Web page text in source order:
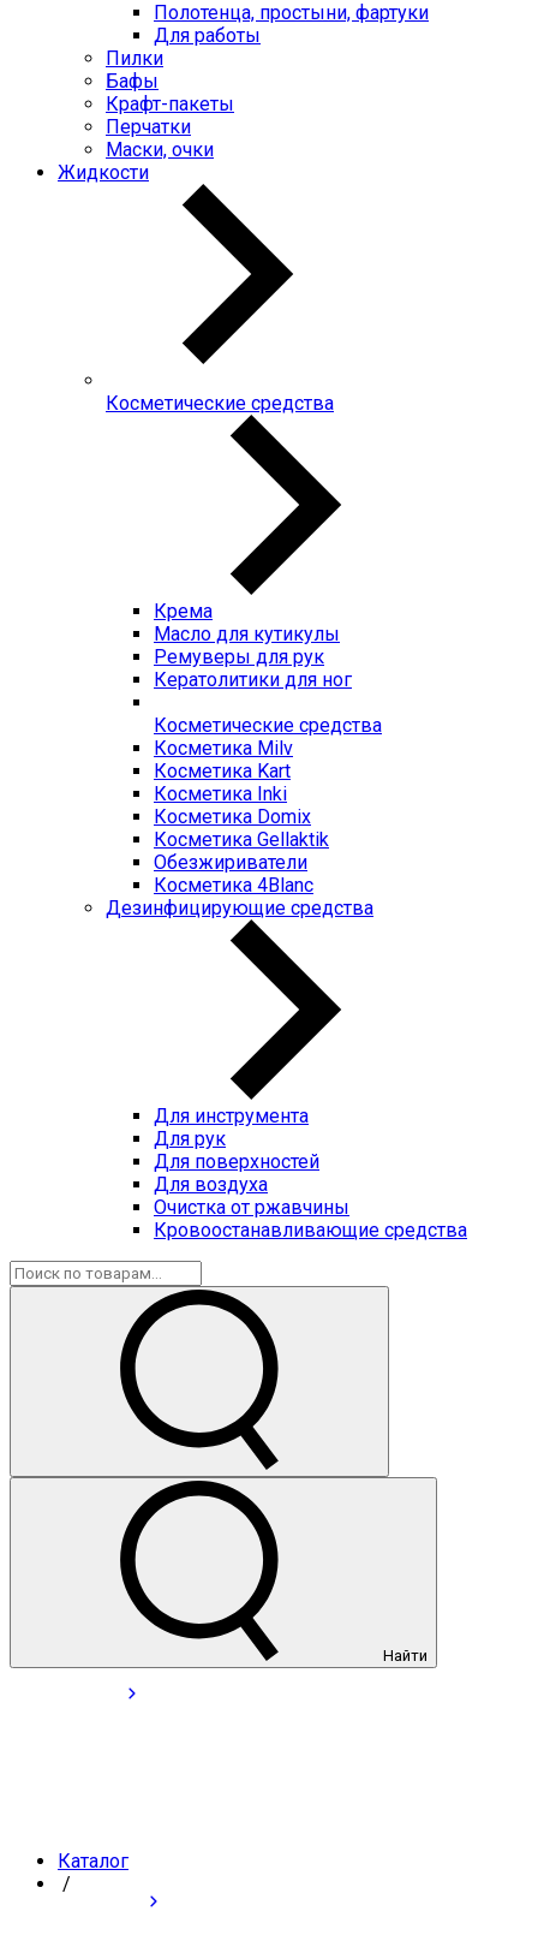
Полотенца, простыни, фартуки
Для работы
Пилки
Бафы
Крафт-пакеты
Перчатки
Маски, очки
Жидкости
Косметические средства
Крема
Масло для кутикулы
Ремуверы для рук
Кератолитики для ног
Косметические средства
Косметика Milv
Косметика Kart
Косметика Inki
Косметика Domix
Косметика Gellaktik
Обезжириватели
Косметика 4Blanc
Дезинфицирующие средства
Для инструмента
Для рук
Для поверхностей
Для воздуха
Очистка от ржавчины
Кровоостанавливающие средства
Найти
Каталог
/